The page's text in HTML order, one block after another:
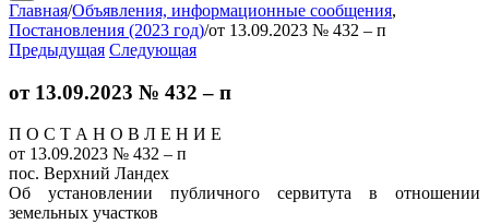
Главная/Объявления, информационные сообщения,
Постановления (2023 год)/от 13.09.2023 № 432 – п
Предыдущая Следующая
от 13.09.2023 № 432 – п
П О С Т А Н О В Л Е Н И Е
от 13.09.2023 № 432 – п
пос. Верхний Ландех
Об установлении публичного сервитута в отношении
земельных участков